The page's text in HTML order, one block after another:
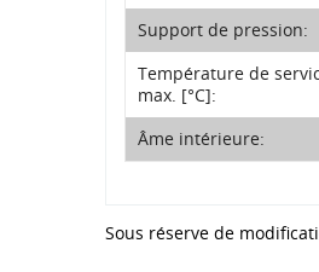
Support de pression:
Température de
max. [°C]:
Âme intérieure:
Sous réserve de